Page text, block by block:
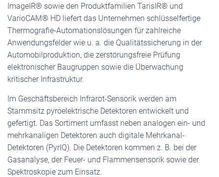
ImageIR® sowie den Produktfamilien TarisIR® und
VarioCAM® HD liefert das Unternehmen schlüsselfertige
Thermografie-Automationslösungen für zahlreiche
Anwendungsfelder wie u. a. die Qualitätssicherung in der
Automobilproduktion, die zerstörungsfreie Prüfung
elektronischer Baugruppen sowie die Überwachung
kritischer Infrastruktur.
Im Geschäftsbereich Infrarot-Sensorik werden am
Stammsitz pyroelektrische Detektoren entwickelt und
gefertigt. Das Sortiment umfasst neben analogen ein- und
mehrkanaligen Detektoren auch digitale Mehrkanal-
Detektoren (PyrIQ). Die Detektoren kommen z. B. bei der
Gasanalyse, der Feuer- und Flammensensorik sowie der
Spektroskopie zum Einsatz.